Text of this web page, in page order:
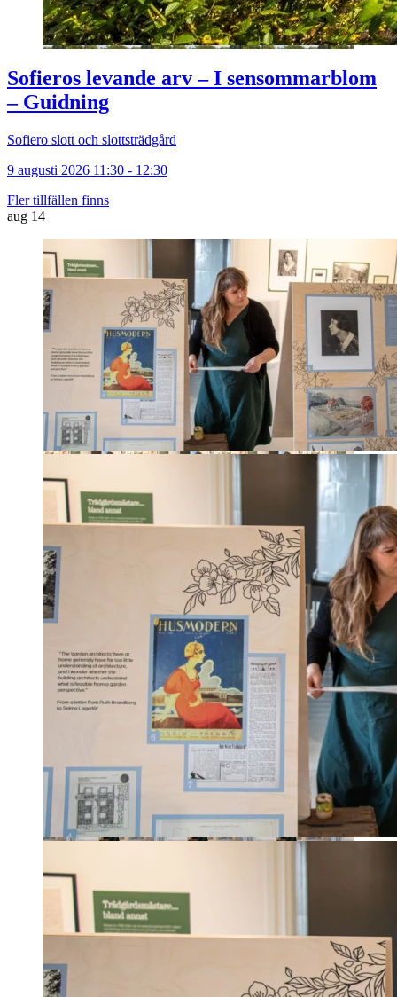
Sofieros levande arv – I sensommarblom
– Guidning
Sofiero slott och slottsträdgård
9 augusti 2026 11:30 - 12:30
Fler tillfällen finns
aug 14